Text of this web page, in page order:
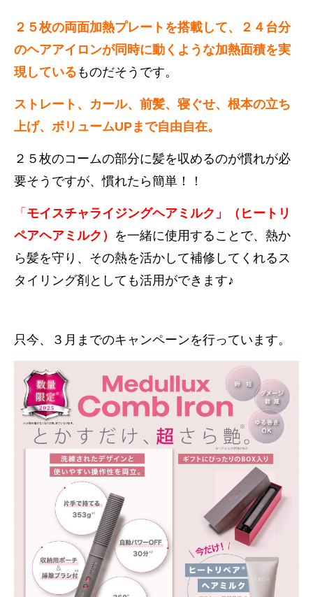
２５枚の両面加熱プレートを搭載して、２４台分
のヘアアイロンが同時に動くような加熱面積を実
現している ものだそうです。
ストレート、カール、前髪、寝ぐせ、根本の立ち
上げ、ボリュームUPまで自由自在。
２５枚のコームの部分に髪を収めるのが慣れが必
要そうですが、慣れたら簡単！！
「 モイスチャライジングヘアミルク」（ヒートリ
ペアヘアミルク） を一緒に使用することで、熱か
ら髪を守り、その熱を活かして補修してくれるス
タイリング剤としても活用ができます♪
只今、３月までのキャンペーンを行っています。